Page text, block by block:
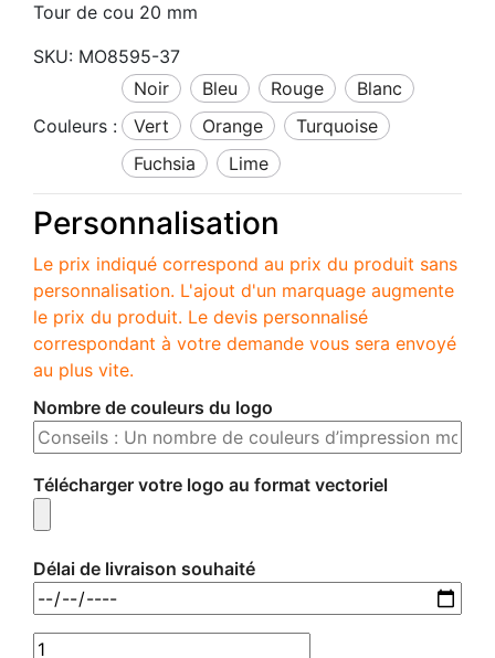
Tour de cou 20 mm
SKU: MO8595-37
Couleurs :
noir bleu rouge
blanc
vert
orange
turquoise
fuchsia
lime
Personnalisation
Le prix indiqué correspond au prix du produit sans
personnalisation. L'ajout d'un marquage augmente
le prix du produit. Le devis personnalisé
correspondant à votre demande vous sera envoyé
au plus vite.
Nombre de couleurs du logo
Télécharger votre logo au format vectoriel
Délai de livraison souhaité
MO8595-